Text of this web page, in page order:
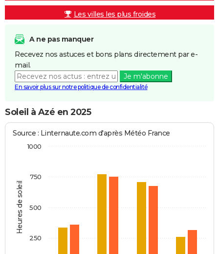
Les villes les plus froides
A ne pas manquer
Recevez nos astuces et bons plans directement par e-
mail.
Je m'abonne
En savoir plus sur notre politique de confidentialité
Soleil à Azé en 2025
Heures de soleil
Source : Linternaute.com d'après Météo France
1000
250
500
750